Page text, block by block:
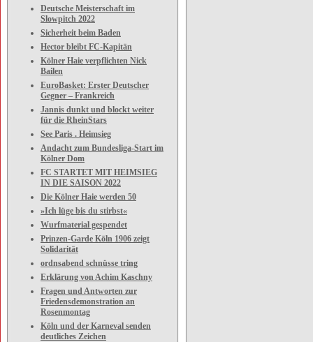
Deutsche Meisterschaft im
Slowpitch 2022
Sicherheit beim Baden
Hector bleibt FC-Kapitän
Kölner Haie verpflichten Nick
Bailen
EuroBasket: Erster Deutscher
Gegner – Frankreich
Jannis dunkt und blockt weiter
für die RheinStars
See Paris . Heimsieg
Andacht zum Bundesliga-Start im
Kölner Dom
FC STARTET MIT HEIMSIEG
IN DIE SAISON 2022
Die Kölner Haie werden 50
»Ich lüge bis du stirbst«
Wurfmaterial gespendet
Prinzen-Garde Köln 1906 zeigt
Solidarität
ordnsabend schnüsse tring
Erklärung von Achim Kaschny
Fragen und Antworten zur
Friedensdemonstration an
Rosenmontag
Köln und der Karneval senden
deutliches Zeichen